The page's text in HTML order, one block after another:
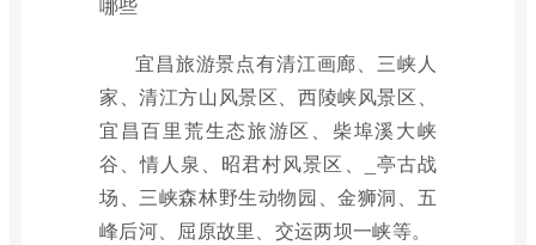
宜昌旅游景点有清江画廊、三峡人
家、清江方山风景区、西陵峡风景区、
宜昌百里荒生态旅游区、柴埠溪大峡
谷、情人泉、昭君村风景区、_亭古战
场、三峡森林野生动物园、金狮洞、五
峰后河、屈原故里、交运两坝一峡等。